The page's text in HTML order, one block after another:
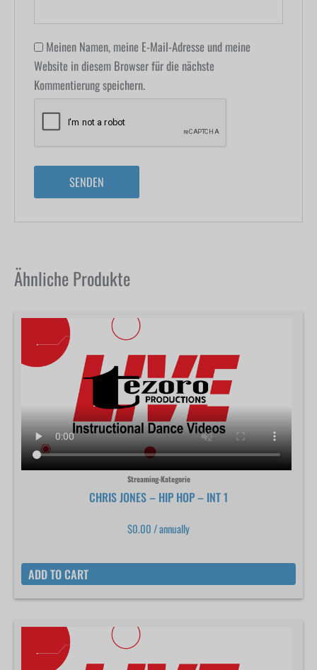
Meinen Namen, meine E-Mail-Adresse und meine
Website in diesem Browser für die nächste
Kommentierung speichern.
Ähnliche Produkte
Streaming-Kategorie
CHRIS JONES – HIP HOP – INT 1
$0.00/ annually
ADD TO CART